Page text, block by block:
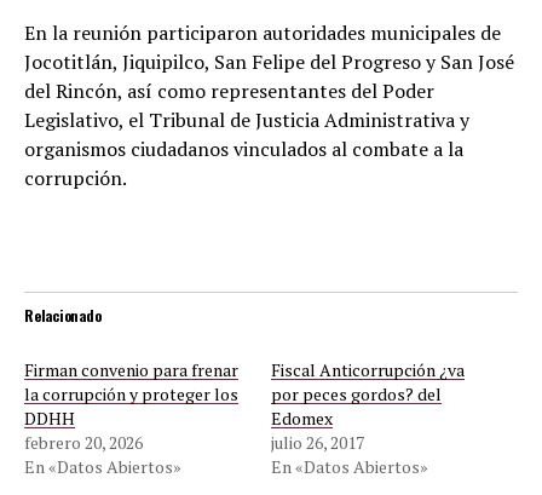
En la reunión participaron autoridades municipales de
Jocotitlán, Jiquipilco, San Felipe del Progreso y San José
del Rincón, así como representantes del Poder
Legislativo, el Tribunal de Justicia Administrativa y
organismos ciudadanos vinculados al combate a la
corrupción.
Relacionado
Firman convenio para frenar
la corrupción y proteger los
DDHH
febrero 20, 2026
En «Datos Abiertos»
Fiscal Anticorrupción ¿va
por peces gordos? del
Edomex
julio 26, 2017
En «Datos Abiertos»